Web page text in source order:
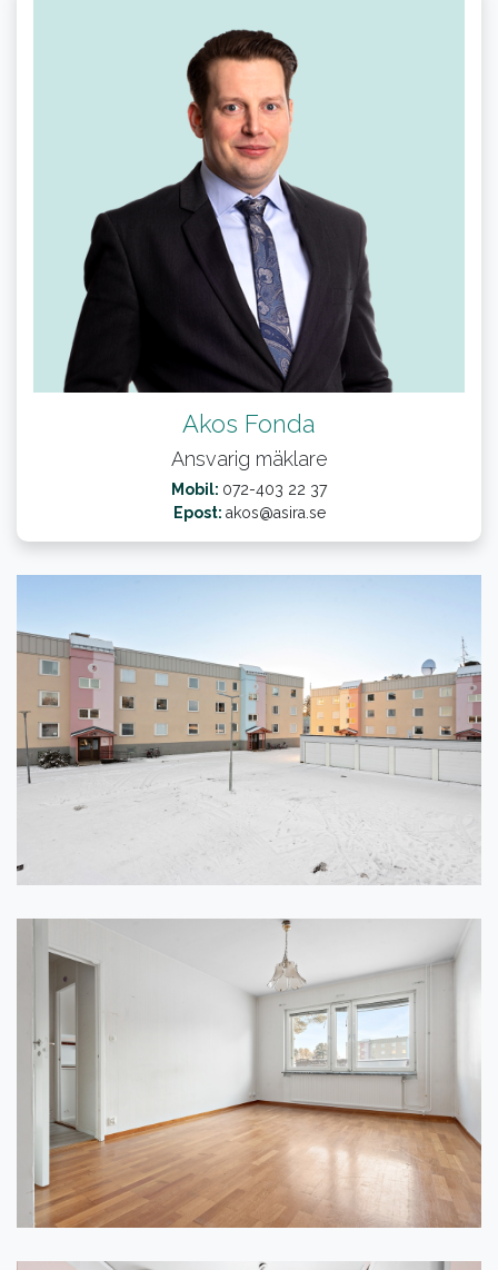
Akos Fonda
Ansvarig mäklare
Mobil: 072-403 22 37
Epost: akos@asira.se